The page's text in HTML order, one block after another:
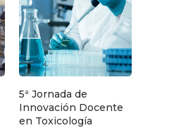
5ª Jornada de
Innovación Docente
en Toxicología